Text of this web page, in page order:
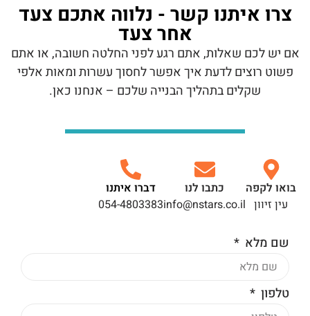
צרו איתנו קשר - נלווה אתכם צעד
אחר צעד
אם יש לכם שאלות, אתם רגע לפני החלטה חשובה, או אתם
פשוט רוצים לדעת איך אפשר לחסוך עשרות ומאות אלפי
שקלים בתהליך הבנייה שלכם – אנחנו כאן.
בואו לקפה
עין זיוון
כתבו לנו
info@nstars.co.il
דברו איתנו
054-4803383
שם מלא
טלפון